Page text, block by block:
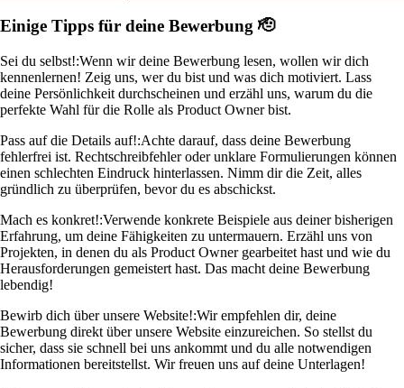
Einige Tipps für deine Bewerbung 🫡
Sei du selbst!:Wenn wir deine Bewerbung lesen, wollen wir dich
kennenlernen! Zeig uns, wer du bist und was dich motiviert. Lass
deine Persönlichkeit durchscheinen und erzähl uns, warum du die
perfekte Wahl für die Rolle als Product Owner bist.
Pass auf die Details auf!:Achte darauf, dass deine Bewerbung
fehlerfrei ist. Rechtschreibfehler oder unklare Formulierungen können
einen schlechten Eindruck hinterlassen. Nimm dir die Zeit, alles
gründlich zu überprüfen, bevor du es abschickst.
Mach es konkret!:Verwende konkrete Beispiele aus deiner bisherigen
Erfahrung, um deine Fähigkeiten zu untermauern. Erzähl uns von
Projekten, in denen du als Product Owner gearbeitet hast und wie du
Herausforderungen gemeistert hast. Das macht deine Bewerbung
lebendig!
Bewirb dich über unsere Website!:Wir empfehlen dir, deine
Bewerbung direkt über unsere Website einzureichen. So stellst du
sicher, dass sie schnell bei uns ankommt und du alle notwendigen
Informationen bereitstellst. Wir freuen uns auf deine Unterlagen!